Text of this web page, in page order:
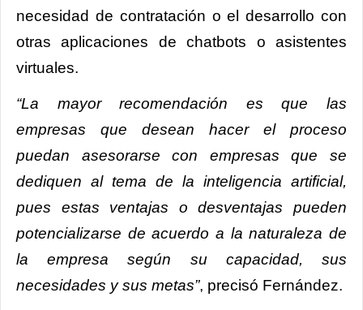
necesidad de contratación o el desarrollo con
otras aplicaciones de chatbots o asistentes
virtuales.
“La mayor recomendación es que las
empresas que desean hacer el proceso
puedan asesorarse con empresas que se
dediquen al tema de la inteligencia artificial,
pues estas ventajas o desventajas pueden
potencializarse de acuerdo a la naturaleza de
la empresa según su capacidad, sus
necesidades y sus metas”, precisó Fernández.